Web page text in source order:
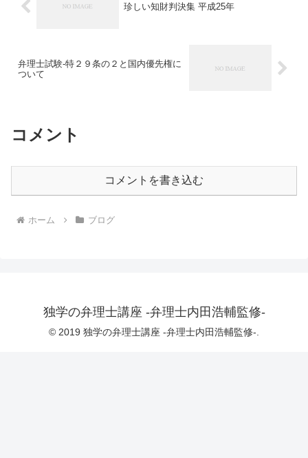
珍しい知財判決集 平成25年
弁理士試験-特２９条の２と国内優先権に
ついて
コメント
コメントを書き込む
ホーム ブログ
独学の弁理士講座 -弁理士内田浩輔監修-
© 2019 独学の弁理士講座 -弁理士内田浩輔監修-.